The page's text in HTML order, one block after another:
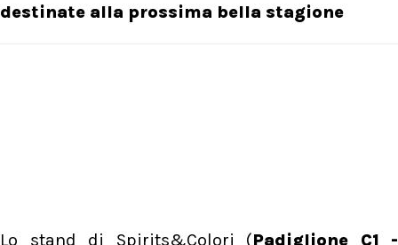
destinate alla prossima bella stagione
Lo stand di Spirits&Colori (Padiglione C1 -